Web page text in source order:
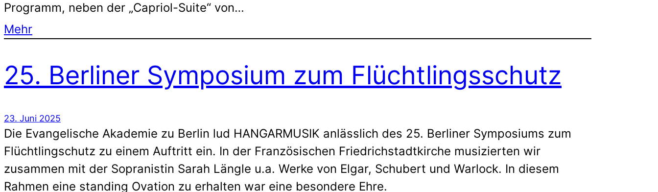
Programm, neben der „Capriol-Suite“ von…
Mehr
25. Berliner Symposium zum Flüchtlingsschutz
23. Juni 2025
Die Evangelische Akademie zu Berlin lud HANGARMUSIK anlässlich des 25. Berliner Symposiums zum
Flüchtlingschutz zu einem Auftritt ein. In der Französischen Friedrichstadtkirche musizierten wir
zusammen mit der Sopranistin Sarah Längle u.a. Werke von Elgar, Schubert und Warlock. In diesem
Rahmen eine standing Ovation zu erhalten war eine besondere Ehre.